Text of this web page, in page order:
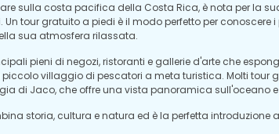
sulla costa pacifica della Costa Rica, è nota per la
Un tour gratuito a piedi è il modo perfetto per
sua atmosfera rilassata.
pieni di negozi, ristoranti e gallerie d'arte che
villaggio di pescatori a meta turistica. Molti tour
di Jaco, che offre una vista panoramica sull'oceano
storia, cultura e natura ed è la perfetta introduzione